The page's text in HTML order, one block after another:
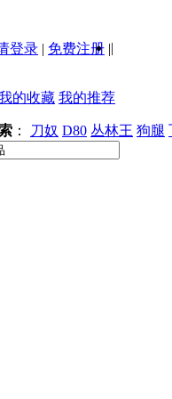
登录 | 免费注册 ||
的收藏 我的推荐
： 刀奴 D80 丛林王 狗腿